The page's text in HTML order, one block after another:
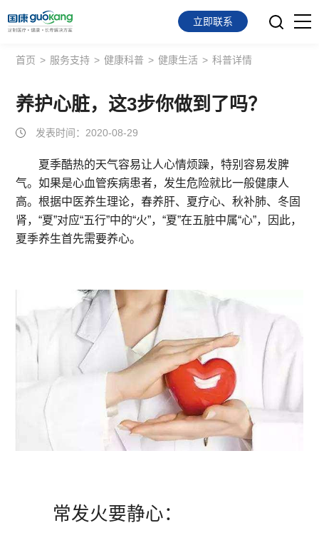
首页
面向会员
面向企业
服务支持
关于我们
立即联系
首页 > 服务支持 > 健康科普 > 健康生活 > 科普详情
养护心脏，这3步你做到了吗？
发表时间：2020-08-29
夏季酷热的天气容易让人心情烦躁，特别容易发脾
气。如果是心血管疾病患者，发生危险就比一般健康人
高。根据中医养生理论，春养肝、夏疗心、秋补肺、冬固
肾，“夏”对应“五行”中的“火”，“夏”在五脏中属“心”，因此，
夏季养生首先需要养心。
常发火要静心：